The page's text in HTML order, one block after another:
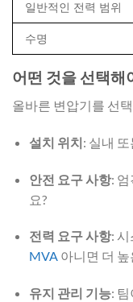
일반적인 전력 범위
수명
어떤 것을 선택해
올바른 변압기를 선
설치 위치: 실내
안전 요구 사항:
요?
전력 요구 사항:
MVA아니면 더 높
유지 관리 기능: